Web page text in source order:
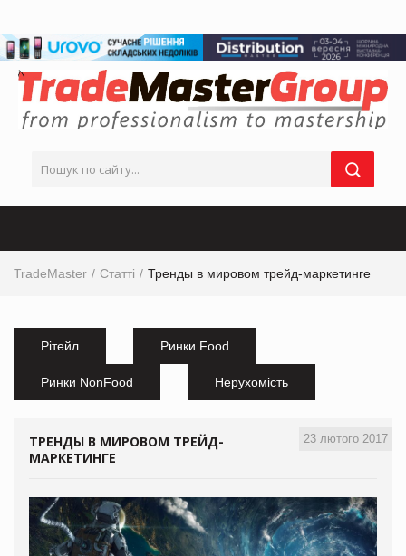
TradeMaster Статті Тренды в мировом трейд-маркетинге
Рітейл Ринки Food
Ринки NonFood Нерухомість
23 лютого 2017
ТРЕНДЫ В МИРОВОМ ТРЕЙД-
МАРКЕТИНГЕ